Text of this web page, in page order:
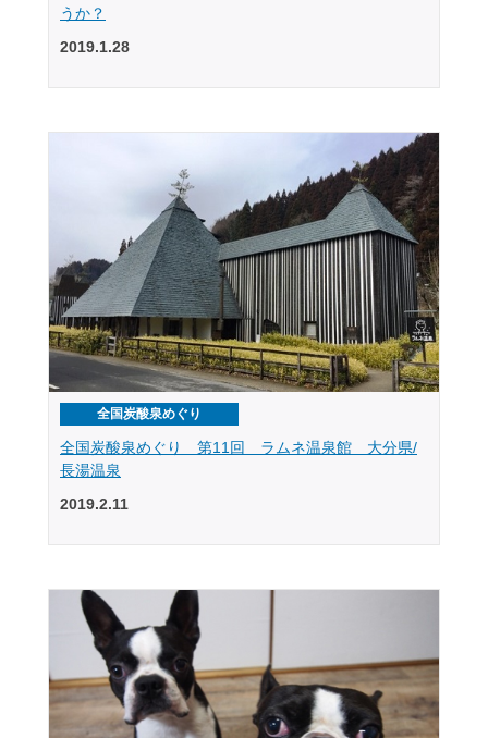
うか？
2019.1.28
全国炭酸泉めぐり
全国炭酸泉めぐり 第11回 ラムネ温泉館 大分県/
長湯温泉
2019.2.11